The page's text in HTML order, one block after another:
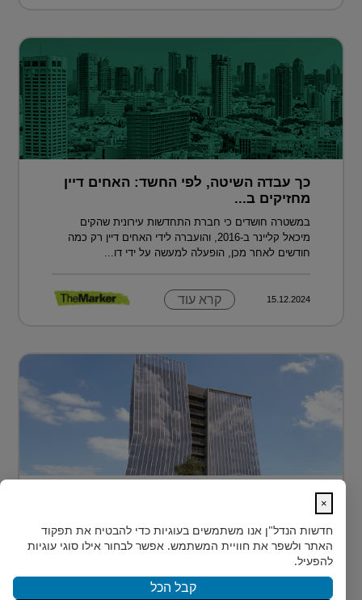
כך עבדה השיטה, לפי החשד: האחים דיין
מחזיקים ב...
במשטרה חושדים כי חברת התחדשות עירונית שהקים
מיכאל קליינר ב-2016, והועברה לידי האחים דיין רק כמה
חודשים לאחר מכן, הופעלה למעשה על ידי דו...
15.12.2024 קרא עוד
MEDIPORT תל השומר - נבנה לפרוץ דרך אל המחר
בעולם הרפואה של המאה ה-21, קצב החדשנות אינו
מאפשר מנ...
×
חדשות הנדל"ן אנו משתמשים בעוגיות כדי להבטיח את תפקוד
האתר ולשפר את חוויית המשתמש. אפשר לבחור אילו סוגי עוגיות
להפעיל.
קבל הכל